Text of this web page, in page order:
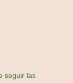
seguir las